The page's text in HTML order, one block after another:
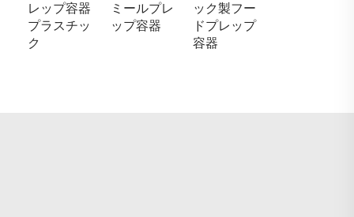
レップ容器
プラスチッ
ク
ミールプレ
ップ容器
ック製フー
ドプレップ
容器